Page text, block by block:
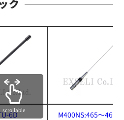
ク
6D M400NS:465〜
scrollable